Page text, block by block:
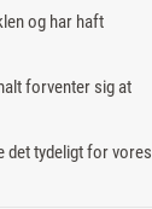
og har haft
forventer sig at
det tydeligt for vores